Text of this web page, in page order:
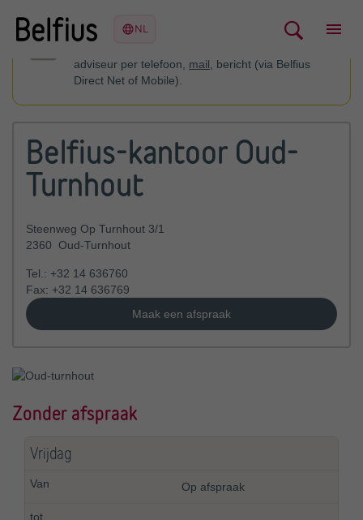
adviseur per telefoon, mail , bericht (via Belfius
Direct Net of Mobile).
Belfius-kantoor Oud-
Turnhout
Steenweg Op Turnhout 3/1
2360
Oud-Turnhout
Tel.: +32 14 636760
Fax: +32 14 636769
Maak een afspraak
Zonder afspraak
Vrijdag
Op afspraak